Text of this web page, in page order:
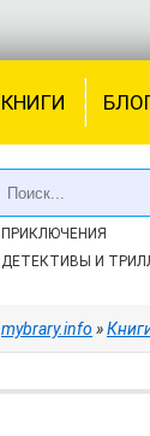
КНИГИ
ПРИКЛЮЧЕНИЯ
ДЕТЕКТИВЫ И
mybrary.info »